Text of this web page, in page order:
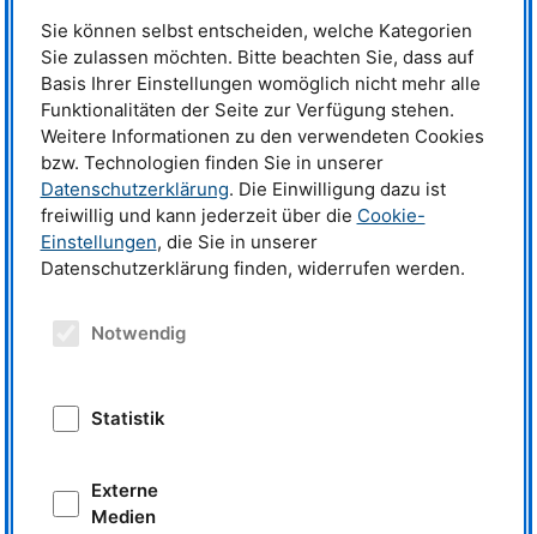
DOIs sind dauerhafte und feste Referenzen für wissenschaftliche Daten
und ermöglichen es, Daten einfach und zuverlässig zu finden, zu
verwenden und zu zitieren. Sie machen bei Fachkolleginnen und
Finanzierungsstellen, Verlagen und Zeitschriften auf die Experimente
aufmerksam und beschleunigen den Begutachtungsprozess
wissenschaftlicher Artikel. Darüber hinaus vereinfachen
zwischen Teams von externen Nutzerinnen und Nutzern und
Wissenschaftlerinnen und Wissenschaftlern an Photonen und
Neutronenanlagen und fördern dadurch die Entstehung neuer
Kooperationen.
https://www.lens-initiative.org
14.02.2020
LENS-Kolloquium bringt Wissenschaftler und
Sie können selbst entscheiden, welche Kategorien
Sie zulassen möchten. Bitte beachten Sie, dass auf
Basis Ihrer Einstellungen womöglich nicht mehr alle
Funktionalitäten der Seite zur Verfügung stehen.
Weitere Informationen zu den verwendeten Cookies
bzw. Technologien finden Sie in unserer
Datenschutzerklärung. Die Einwilligung dazu ist
freiwillig und kann jederzeit über die Cookie-
Einstellungen, die Sie in unserer
Datenschutzerklärung finden, widerrufen werden.
Notwendig
Statistik
Externe
Medien